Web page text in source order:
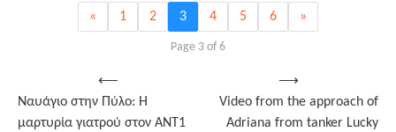
« 1 2 3 4 5 6 »
Page 3 of 6
navigation
⟵
Ναυάγιο στην Πύλο: Η
μαρτυρία γιατρού στον ΑΝΤ1
Video from the approach of
Adriana from tanker Lucky
⟶